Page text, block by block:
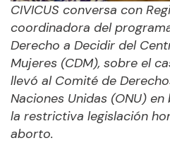
CIVICUS conversa con
coordinadora del
Derecho a Decidir del
Mujeres (CDM), sobre el
llevó al Comité de
Naciones Unidas (ONU)
la restrictiva legislación
aborto.